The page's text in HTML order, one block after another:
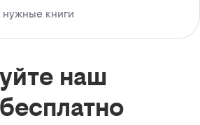
нужные книги
наш